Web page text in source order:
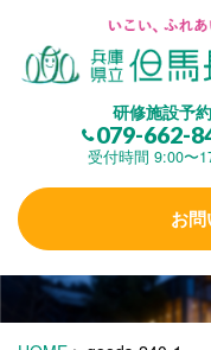
研修施設予約
079-662-
受付時間 9:00〜
お
但馬長寿の郷とは
(研修施設)
楽しむ
学 ぶ(健康福祉)